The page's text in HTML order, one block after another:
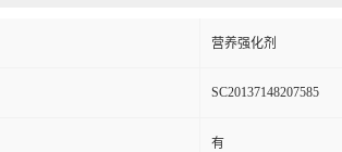
营养强化剂
SC20137148207585
有